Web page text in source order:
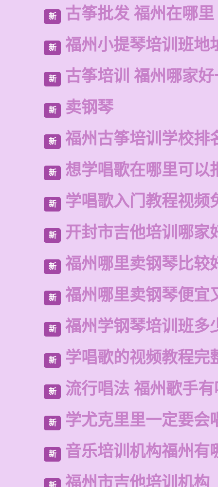
新 古筝批发 福州在哪里
新 福州小提琴培训班地
新 古筝培训 福州哪家
新 卖钢琴
新 福州古筝培训学校排
新 想学唱歌在哪里可以
新 学唱歌入门教程视频
新 开封市吉他培训哪家
新 福州哪里卖钢琴比较
新 福州哪里卖钢琴便宜
新 福州学钢琴培训班多
新 学唱歌的视频教程完
新 流行唱法 福州歌手
新 学尤克里里一定要会
新 音乐培训机构福州有
新 福州市吉他培训机构